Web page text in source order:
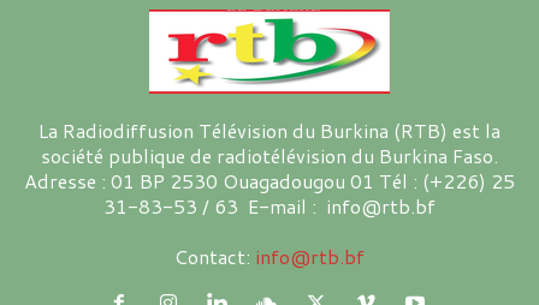
La Radiodiffusion Télévision du Burkina (RTB) est la
société publique de radiotélévision du Burkina Faso.
Adresse : 01 BP 2530 Ouagadougou 01 Tél : (+226) 25
31-83-53 / 63 E-mail : info@rtb.bf
Contact: info@rtb.bf